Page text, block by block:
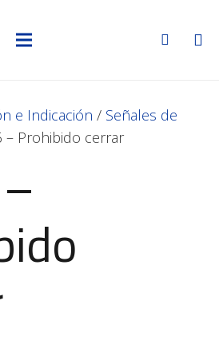
e Indicación / Señales de
– Prohibido cerrar